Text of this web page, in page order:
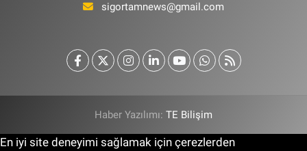
sigortamnews@gmail.com
Haber Yazılımı: TE Bilişim
En iyi site deneyimi sağlamak için çerezlerden